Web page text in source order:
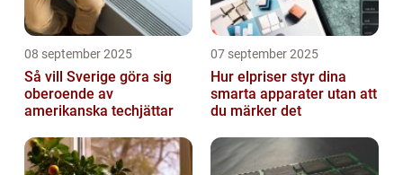
08 september 2025
Så vill Sverige göra sig
oberoende av
amerikanska techjättar
07 september 2025
Hur elpriser styr dina
smarta apparater utan att
du märker det